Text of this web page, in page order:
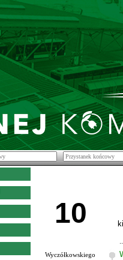
10
Wyczółkowskiego